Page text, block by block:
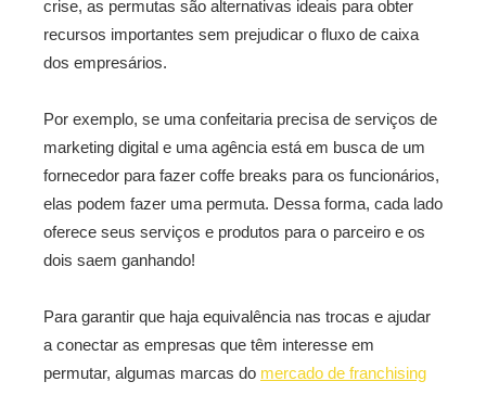
crise, as permutas são alternativas ideais para obter
recursos importantes sem prejudicar o fluxo de caixa
dos empresários.
Por exemplo, se uma confeitaria precisa de serviços de
marketing digital e uma agência está em busca de um
fornecedor para fazer coffe breaks para os funcionários,
elas podem fazer uma permuta. Dessa forma, cada lado
oferece seus serviços e produtos para o parceiro e os
dois saem ganhando!
Para garantir que haja equivalência nas trocas e ajudar
a conectar as empresas que têm interesse em
permutar, algumas marcas do mercado de franchising